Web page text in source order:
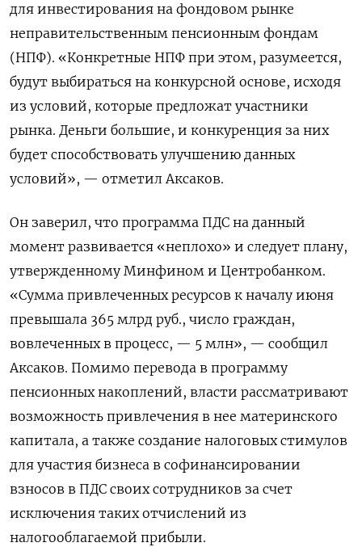
для инвестирования на фондовом рынке
неправительственным пенсионным фондам
(НПФ). «Конкретные НПФ при этом, разумеется,
будут выбираться на конкурсной основе, исходя
из условий, которые предложат участники
рынка. Деньги большие, и конкуренция за них
будет способствовать улучшению данных
условий», — отметил Аксаков.
Он заверил, что программа ПДС на данный
момент развивается «неплохо» и следует плану,
утвержденному Минфином и Центробанком.
«Сумма привлеченных ресурсов к началу июня
превышала 365 млрд руб., число граждан,
вовлеченных в процесс, — 5 млн», — сообщил
Аксаков. Помимо перевода в программу
пенсионных накоплений, власти рассматривают
возможность привлечения в нее материнского
капитала, а также создание налоговых стимулов
для участия бизнеса в софинансировании
взносов в ПДС своих сотрудников за счет
исключения таких отчислений из
налогооблагаемой прибыли.